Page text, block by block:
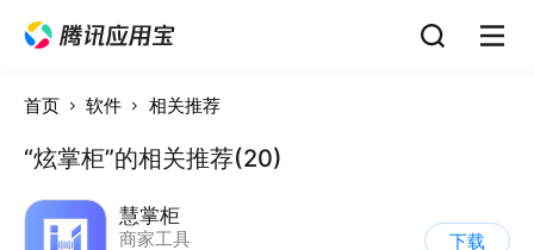
首页 软件 相关推荐
“炫掌柜”的相关推荐(20)
慧掌柜
商家工具
下载